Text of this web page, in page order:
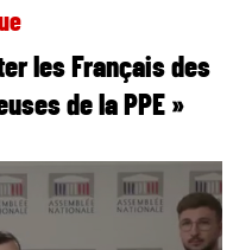
les Français des
de la PPE »